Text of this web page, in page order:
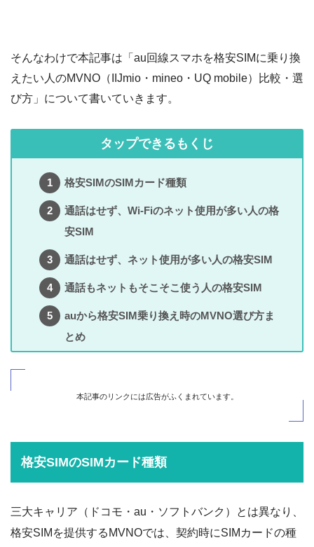
そんなわけで本記事は「au回線スマホを格安SIMに乗り換
えたい人のMVNO（IIJmio・mineo・UQ mobile）比較・選
び方」について書いていきます。
タップできるもくじ
格安SIMのSIMカード種類
通話はせず、Wi-Fiのネット使用が多い人の格
安SIM
通話はせず、ネット使用が多い人の格安SIM
通話もネットもそこそこ使う人の格安SIM
auから格安SIM乗り換え時のMVNO選び方ま
とめ
本記事のリンクには広告がふくまれています。
格安SIMのSIMカード種類
三大キャリア（ドコモ・au・ソフトバンク）とは異なり、
格安SIMを提供するMVNOでは、契約時にSIMカードの種